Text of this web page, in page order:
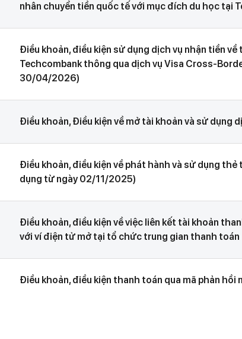
nhân chuyển tiền quốc tế với mục đích du học tại
Điều khoản, điều kiện sử dụng dịch vụ nhận tiền
Techcombank thông qua dịch vụ Visa Cross-
30/04/2026)
Điều khoản, Điều kiện về mở tài khoản và sử dụng
Điều khoản, điều kiện về phát hành và sử dụng
dụng từ ngày 02/11/2025)
Điều khoản, điều kiện về việc liên kết tài khoản
với ví điện tử mở tại tổ chức trung gian thanh toán
Điều khoản, điều kiện thanh toán qua mã phản hồi